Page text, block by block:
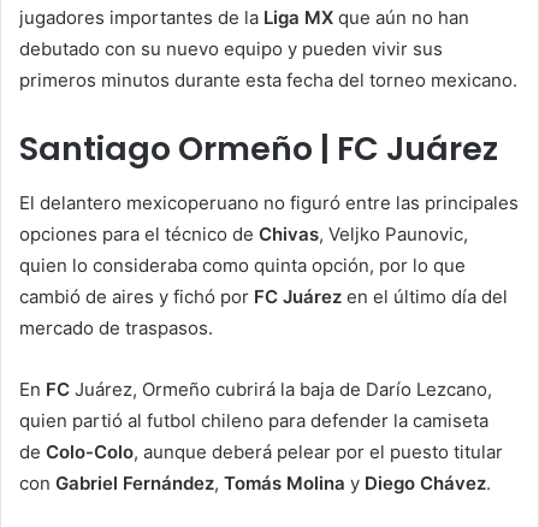
jugadores importantes de la Liga MX que aún no han
debutado con su nuevo equipo y pueden vivir sus
primeros minutos durante esta fecha del torneo mexicano.
Santiago Ormeño | FC Juárez
El delantero mexicoperuano no figuró entre las principales
opciones para el técnico de Chivas, Veljko Paunovic,
quien lo consideraba como quinta opción, por lo que
cambió de aires y fichó por FC Juárez en el último día del
mercado de traspasos.
En FC Juárez, Ormeño cubrirá la baja de Darío Lezcano,
quien partió al futbol chileno para defender la camiseta
de Colo-Colo, aunque deberá pelear por el puesto titular
con Gabriel Fernández, Tomás Molina y Diego Chávez.